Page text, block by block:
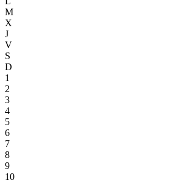
M
X
J
V
S
D
1
2
3
4
5
6
7
8
9
10